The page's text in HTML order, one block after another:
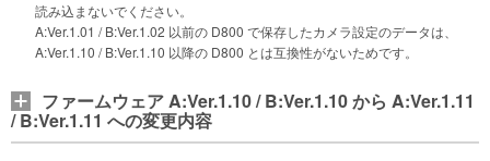
読み込まないでください。
A:Ver.1.01 / B:Ver.1.02 以前の D800 で保存したカメラ設定のデータは、
A:Ver.1.10 / B:Ver.1.10 以降の D800 とは互換性がないためです。
ファームウェア A:Ver.1.10 / B:Ver.1.10 から A:Ver.1.11
/ B:Ver.1.11 への変更内容